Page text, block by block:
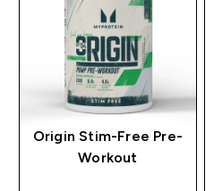
Origin Stim-Free Pre-
Workout